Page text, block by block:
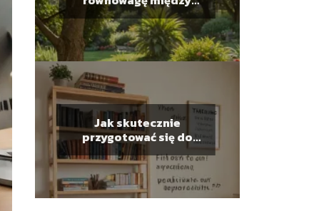
pracą a życiem
prywatnym?
Jak skutecznie
przygotować się do
rozmowy
kwalifikacyjnej?